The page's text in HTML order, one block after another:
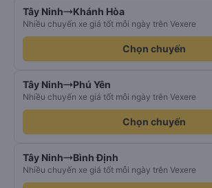
Tây Ninh Khánh Hòa
Nhiều chuyến xe giá tốt mỗi ngày trên Vexere
Chọn chuyến
Tây Ninh Phú Yên
Nhiều chuyến xe giá tốt mỗi ngày trên Vexere
Chọn chuyến
Tây Ninh Bình Định
Nhiều chuyến xe giá tốt mỗi ngày trên Vexere